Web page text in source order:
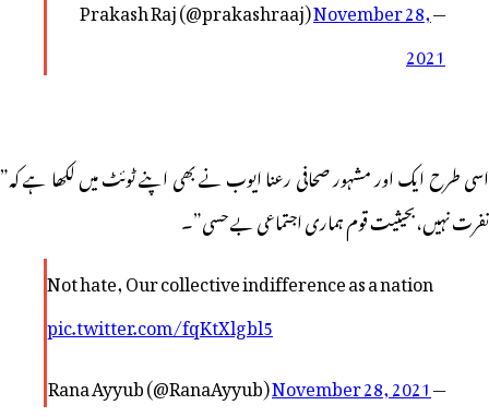
— Prakash Raj (@prakashraaj)
November 28,
2021
اسی طرح ایک اور مشہور صحافی رعنا ایوب نے بھی اپنے ٹوئٹ میں لکھا ہے کہ”
نفرت نہیں،بحیثیت قوم ہماری اجتماعی بے حسی”۔
Not hate, Our collective indifference as a nation
pic.twitter.com/fqKtXlgbl5
— Rana Ayyub (@RanaAyyub)
November 28, 2021